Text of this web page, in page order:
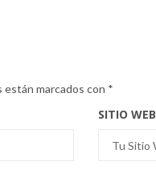
están marcados con *
SITIO WEB